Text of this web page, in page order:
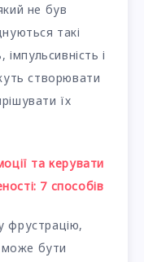
не був
такі
і
створювати
їх
та керувати
7 способів
фрустрацію,
може бути